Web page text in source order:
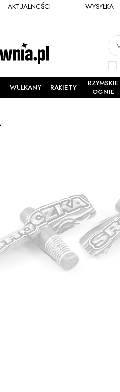
AKTUALNOŚCI WYSYŁKA
WULKANY RAKIETY
RZYMSKIE
OGNIE